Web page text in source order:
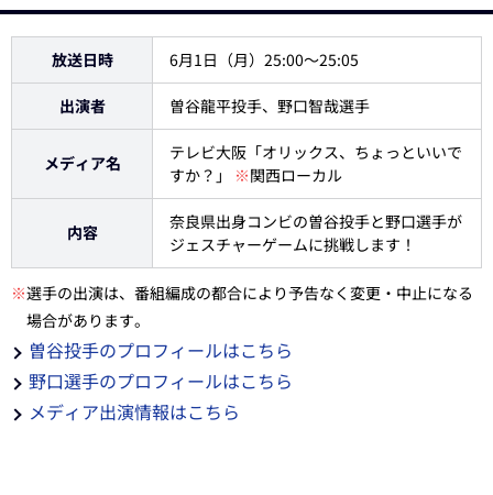
放送日時 6月1日（月）25:00～25:05
出演者 曽谷龍平投手、野口智哉選手
メディア名
テレビ大阪「オリックス、ちょっといいで
すか？」 ※関西ローカル
内容
奈良県出身コンビの曽谷投手と野口選手が
ジェスチャーゲームに挑戦します！
※選手の出演は、番組編成の都合により予告なく変更・中止になる
場合があります。
曽谷投手のプロフィールはこちら
野口選手のプロフィールはこちら
メディア出演情報はこちら